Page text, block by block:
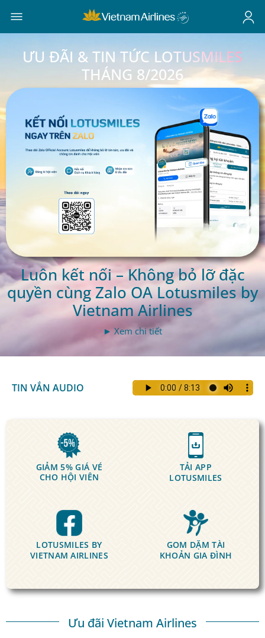
ƯU ĐÃI & TIN TỨC LOTUSMILES
THÁNG 8/2026
Luôn kết nối – Không bỏ lỡ đặc
quyền cùng Zalo OA Lotusmiles by
Vietnam Airlines
► Xem chi tiết
TIN VẮN AUDIO
GIẢM 5% GIÁ VÉ
CHO HỘI VIÊN
TẢI APP
LOTUSMILES
LOTUSMILES BY
VIETNAM AIRLINES
GOM DẶMTÀI
KHOẢN GIA ĐÌNH
Ưu đãi Vietnam Airlines